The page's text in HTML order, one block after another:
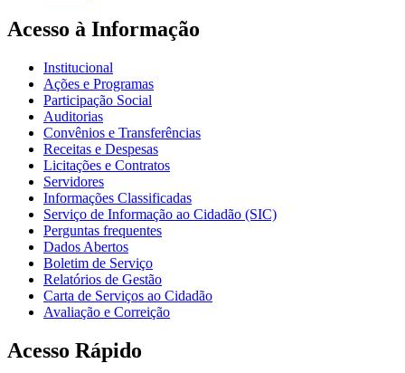
Acesso à Informação
Institucional
Ações e Programas
Participação Social
Auditorias
Convênios e Transferências
Receitas e Despesas
Licitações e Contratos
Servidores
Informações Classificadas
Serviço de Informação ao Cidadão (SIC)
Perguntas frequentes
Dados Abertos
Boletim de Serviço
Relatórios de Gestão
Carta de Serviços ao Cidadão
Avaliação e Correição
Acesso Rápido